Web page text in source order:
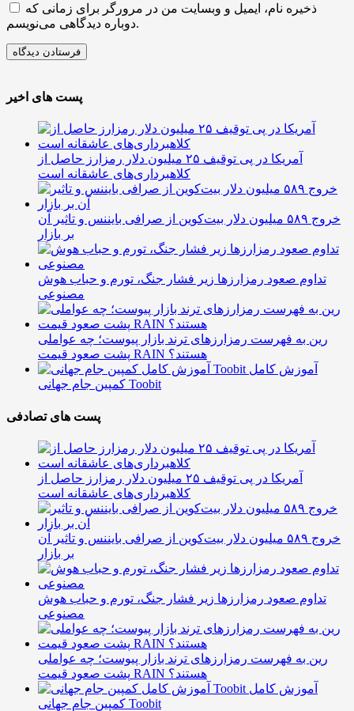
ذخیره نام، ایمیل و وبسایت من در مرورگر برای زمانی که
دوباره دیدگاهی می‌نویسم.
پست های اخیر
آمریکا در پی توقیف ۲۵ میلیون دلار رمزارز حاصل از
کلاهبرداری‌های عاشقانه است
خروج ۵۸۹ میلیون دلار بیت‌کوین از صرافی بایننس و تاثیر آن
بر بازار
تداوم صعود رمزارزها زیر فشار جنگ، تورم و حباب هوش
مصنوعی
رین به فهرست رمزارزهای ترند بازار پیوست؛ چه عواملی
پشت صعود قیمت RAIN هستند؟
آموزش کامل
کمپین جام جهانی Toobit
پست های تصادفی
آمریکا در پی توقیف ۲۵ میلیون دلار رمزارز حاصل از
کلاهبرداری‌های عاشقانه است
خروج ۵۸۹ میلیون دلار بیت‌کوین از صرافی بایننس و تاثیر آن
بر بازار
تداوم صعود رمزارزها زیر فشار جنگ، تورم و حباب هوش
مصنوعی
رین به فهرست رمزارزهای ترند بازار پیوست؛ چه عواملی
پشت صعود قیمت RAIN هستند؟
آموزش کامل
کمپین جام جهانی Toobit